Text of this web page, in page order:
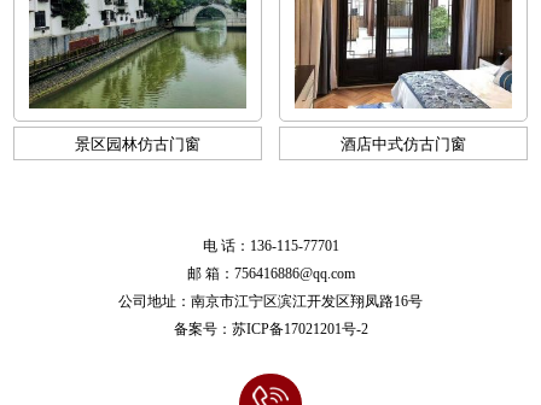
景区园林仿古门窗 酒店中式仿古门窗
电 话：136-115-77701
邮 箱：756416886@qq.com
公司地址：南京市江宁区滨江开发区翔凤路16号
备案号： 苏ICP备17021201号-2